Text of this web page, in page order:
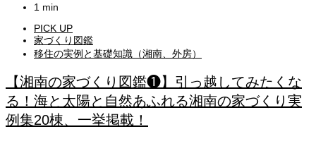
1 min
PICK UP
家づくり図鑑
移住の実例と基礎知識（湘南、外房）
【湘南の家づくり図鑑❶】引っ越してみたくな
る！海と太陽と自然あふれる湘南の家づくり実
例集20棟、一挙掲載！